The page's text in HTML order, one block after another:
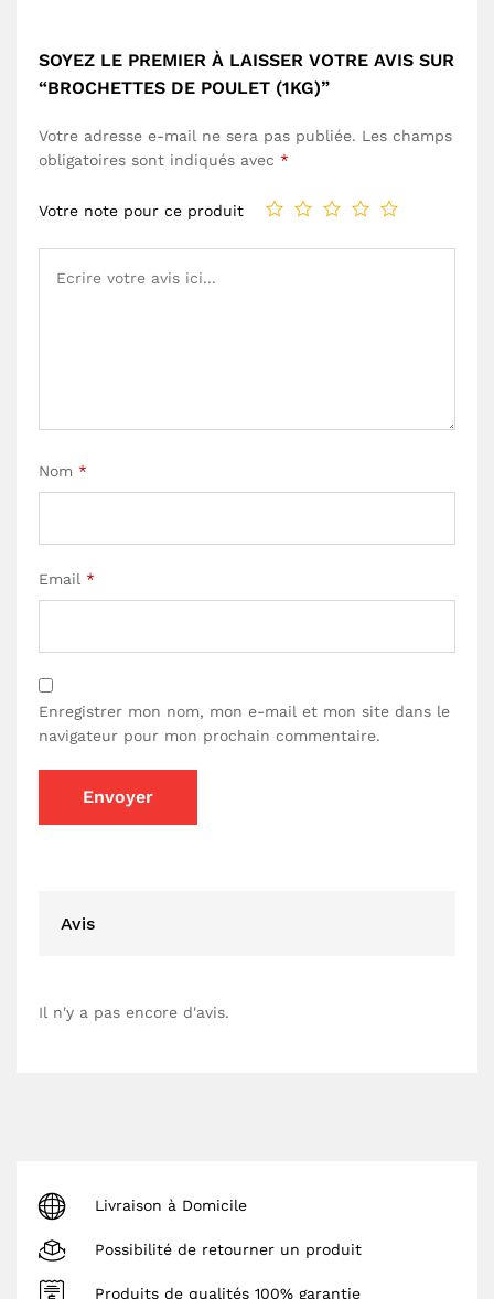
SOYEZ LE PREMIER À LAISSER VOTRE AVIS SUR
“BROCHETTES DE POULET (1KG)”
Votre adresse e-mail ne sera pas publiée. Les champs
obligatoires sont indiqués avec *
Votre note pour ce produit
Nom *
Email *
Enregistrer mon nom, mon e-mail et mon site dans le
navigateur pour mon prochain commentaire.
Avis
Il n'y a pas encore d'avis.
Livraison à Domicile
Possibilité de retourner un produit
Produits de qualités 100% garantie